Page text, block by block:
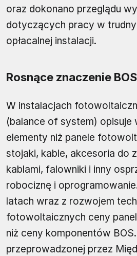
oraz dokonano przeglądu
dotyczących pracy w
opłacalnej instalacji.
Rosnące znaczenie BOS
W instalacjach
(balance of system) opisuje
elementy niż panele
stojaki, kable, akcesoria do
kablami, falowniki i inny
robociznę i
latach wraz z rozwojem
fotowoltaicznych ceny
niż ceny komponentów
przeprowadzonej przez